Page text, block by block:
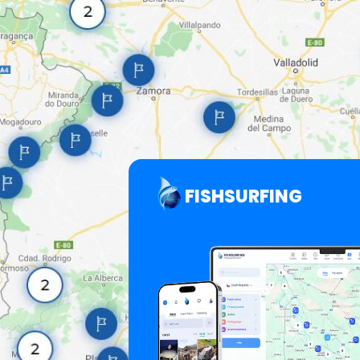
FISHSURFING